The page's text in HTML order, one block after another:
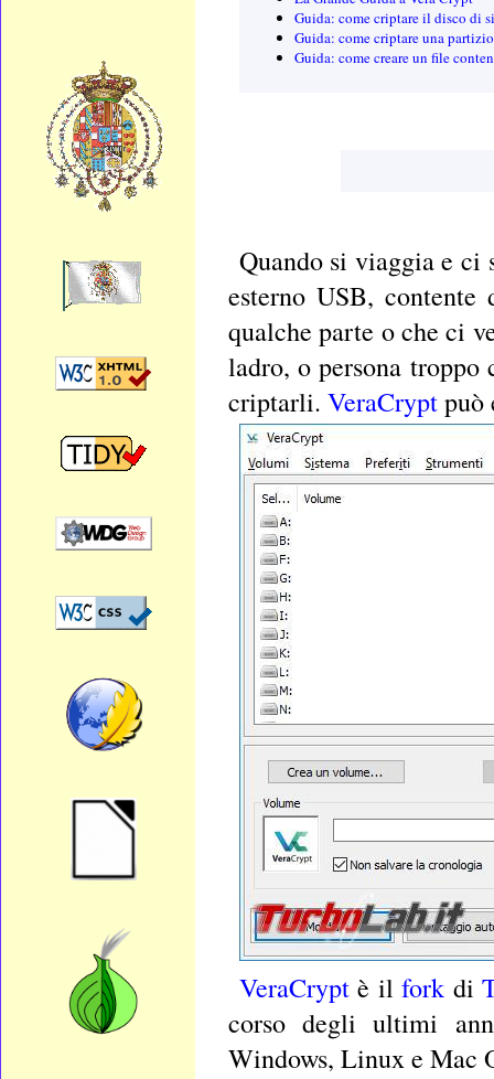
Guida: come criptare il disco di
Guida: come criptare una
Guida: come creare un file
Quando si viaggia e ci
esterno USB,
qualche parte o che ci
ladro, o persona
criptarli. VeraCryptpuò
VeraCryptè ilfork di
corso degli ultimi
Windows, Linux e Mac